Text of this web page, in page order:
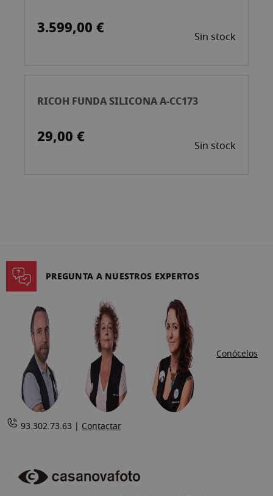
3.599,00 € Sin stock
RICOH FUNDA SILICONA A-CC173
29,00 € Sin stock
PREGUNTA A NUESTROS EXPERTOS
Conócelos
93.302.73.63 | Contactar